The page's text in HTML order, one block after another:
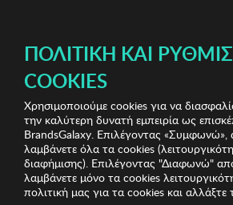
Luxury Sunglasses Γυναικεία
Γυαλιά Ηλίου Lacoste
Luxury Sunglasses
ΠΟΛΙΤΙΚΉ ΚΑΙ
COOKIES
Χρησιμοποιούμε cookies για να
την καλύτερη δυνατή εμπειρία ως
BrandsGalaxy. Επιλέγοντας «Συμφωνώ»,
λαμβάνετε όλα τα cookies
διαφήμισης). Επιλέγοντας "Διαφωνώ"
λαμβάνετε μόνο τα cookies
πολιτική μας για τα cookies και αλλάξτε